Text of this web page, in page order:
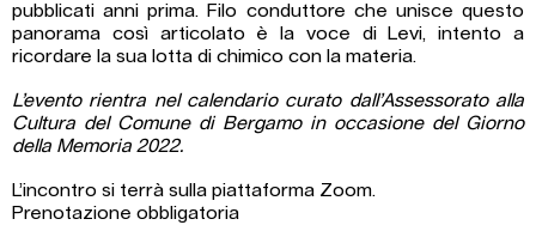
pubblicati anni prima. Filo conduttore che unisce questo
panorama così articolato è la voce di Levi, intento a
ricordare la sua lotta di chimico con la materia.
L’evento rientra nel calendario curato dall’Assessorato alla
Cultura del Comune di Bergamo in occasione del Giorno
della Memoria 2022.
L’incontro si terrà sulla piattaforma Zoom.
Prenotazione obbligatoria